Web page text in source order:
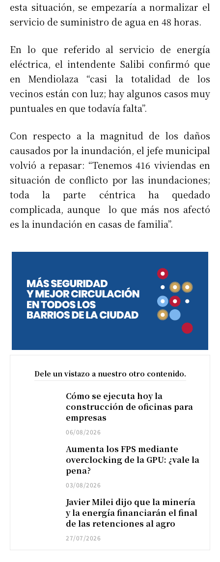
esta situación, se empezaría a normalizar el
servicio de suministro de agua en 48 horas.
En lo que referido al servicio de energía
eléctrica, el intendente Salibi confirmó que
en Mendiolaza “casi la totalidad de los
vecinos están con luz; hay algunos casos muy
puntuales en que todavía falta”.
Con respecto a la magnitud de los daños
causados por la inundación, el jefe municipal
volvió a repasar: “Tenemos 416 viviendas en
situación de conflicto por las inundaciones;
toda la parte céntrica ha quedado
complicada, aunque lo que más nos afectó
es la inundación en casas de familia”.
Dele un vistazo a nuestro otro contenido.
Cómo se ejecuta hoy la
construcción de oficinas para
empresas
06/08/2026
Aumenta los FPS mediante
overclocking de la GPU: ¿vale la
pena?
03/08/2026
Javier Milei dijo que la minería
y la energía financiarán el final
de las retenciones al agro
27/07/2026